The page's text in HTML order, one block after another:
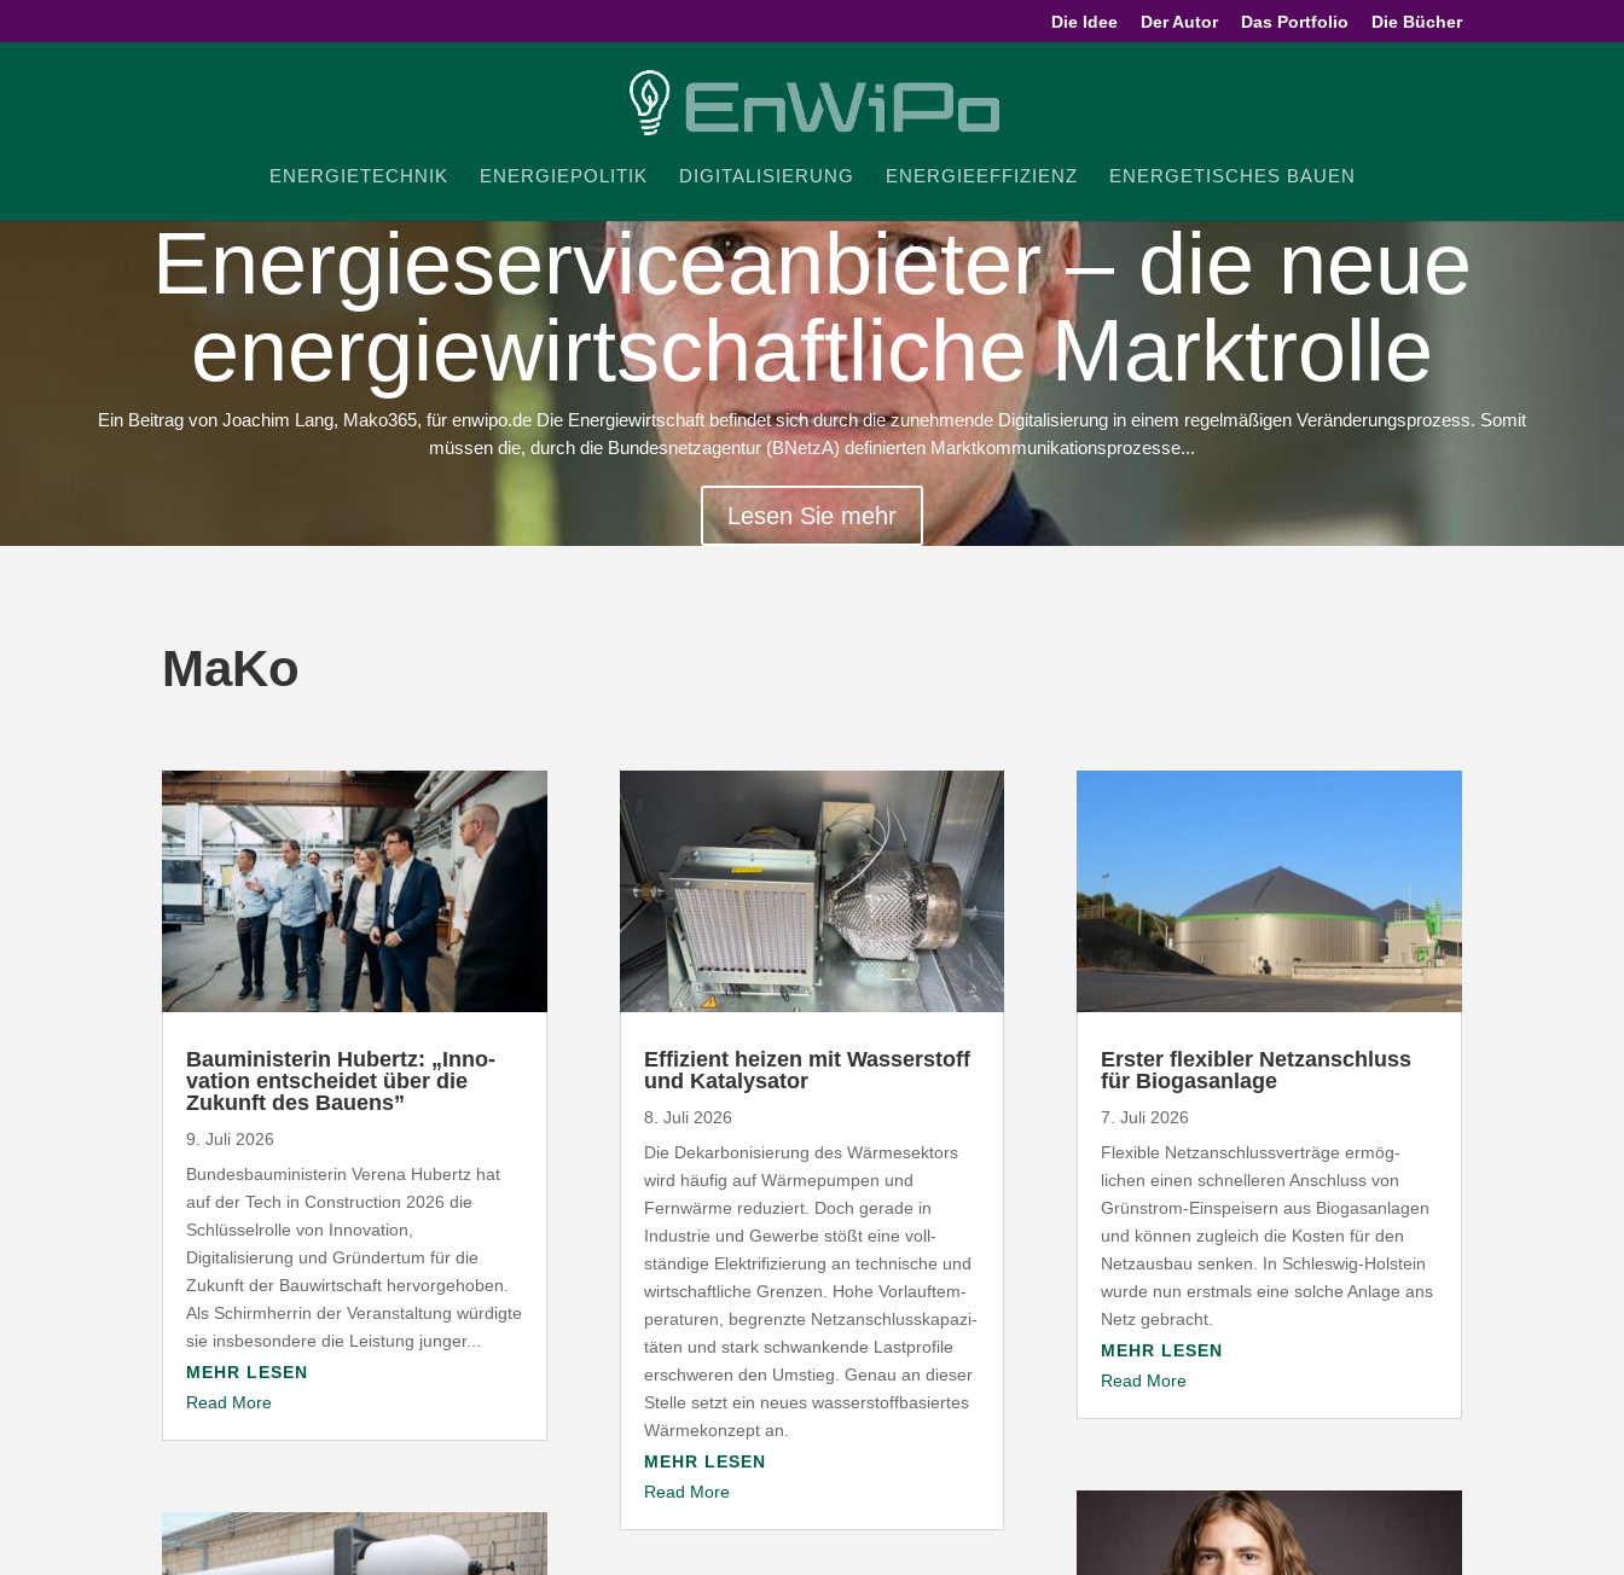
Die Idee Der Autor Das Portfolio Die Bücher
ENER­GIE­TECHNIK ENER­GIE­PO­LITIK DIGI­TA­LI­SIERUNG ENER­GIE­EF­FI­ZIENZ ENER­GE­TI­SCHES BAUEN
Ener­gie­ser­vice­an­bieter – die neue
ener­gie­wirt­schaft­liche Marktrolle
Ein Beitrag von Joachim Lang, Mako365, für enwipo.de Die Energiewirtschaft befindet sich durch die zunehmende Digitalisierung in einem regelmäßigen Veränderungsprozess. Somit
müssen die, durch die Bundesnetzagentur (BNetzA) definierten Marktkommunikationsprozesse...
Lesen Sie mehr
MaKo
Baumi­nis­terin Hubertz: „Inno­
vation entscheidet über die
Zukunft des Bauens”
9. Juli 2026
Bundesbauministerin Verena Hubertz hat
auf der Tech in Construction 2026 die
Schlüsselrolle von Innovation,
Digitalisierung und Gründertum für die
Zukunft der Bauwirtschaft hervorgehoben.
Als Schirmherrin der Veranstaltung würdigte
sie insbesondere die Leistung junger...
MEHR LESEN
Read More
Effizient heizen mit Wasser­stoff
und Katalysator
8. Juli 2026
Die Dekar­bo­ni­sierung des Wärme­sektors
wird häufig auf Wärme­pumpen und
Fernwärme reduziert. Doch gerade in
Industrie und Gewerbe stößt eine voll­
ständige Elek­tri­fi­zierung an tech­nische und
wirt­schaft­liche Grenzen. Hohe Vorlauf­tem­
pe­ra­turen, begrenzte Netz­an­schluss­ka­pa­zi­
täten und stark schwan­kende Last­profile
erschweren den Umstieg. Genau an dieser
Stelle setzt ein neues wasser­stoff­ba­siertes
Wärme­konzept an.
MEHR LESEN
Read More
Erster flexibler Netz­an­schluss
für Biogasanlage
7. Juli 2026
Flexible Netz­an­schluss­ver­träge ermög­
lichen einen schnel­leren Anschluss von
Grünstrom-​Einspeisern aus Biogas­an­lagen
und können zugleich die Kosten für den
Netz­ausbau senken. In Schleswig-​Holstein
wurde nun erstmals eine solche Anlage ans
Netz gebracht.
MEHR LESEN
Read More